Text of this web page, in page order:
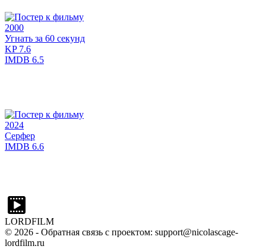
2000
Угнать за 60 секунд
KP7.6
IMDB 6.5
2024
Серфер
IMDB 6.6
LORDFILM
© 2026 - Обратная связь с проектом: support@nicolascage-
lordfilm.ru